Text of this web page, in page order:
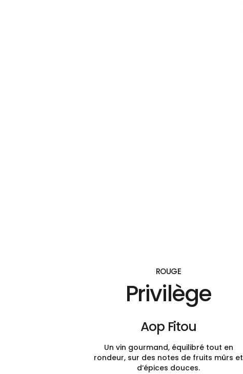
ROUGE
Privilège
Aop Fitou
Un vin gourmand, équilibré tout en
rondeur, sur des notes de fruits mûrs et
d’épices douces.